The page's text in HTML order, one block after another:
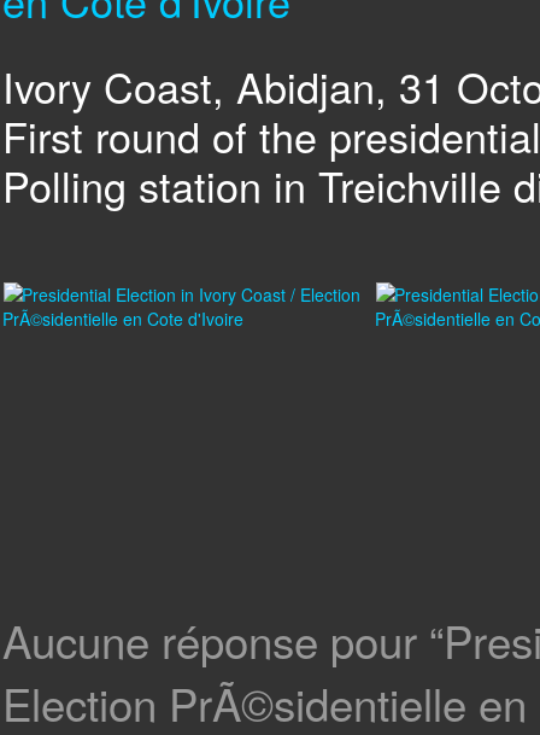
Ivory Coast, Abidjan, 31
First round of the
Polling station in Treichville
Aucune réponse pour
Election PrÃ©sidentielle en